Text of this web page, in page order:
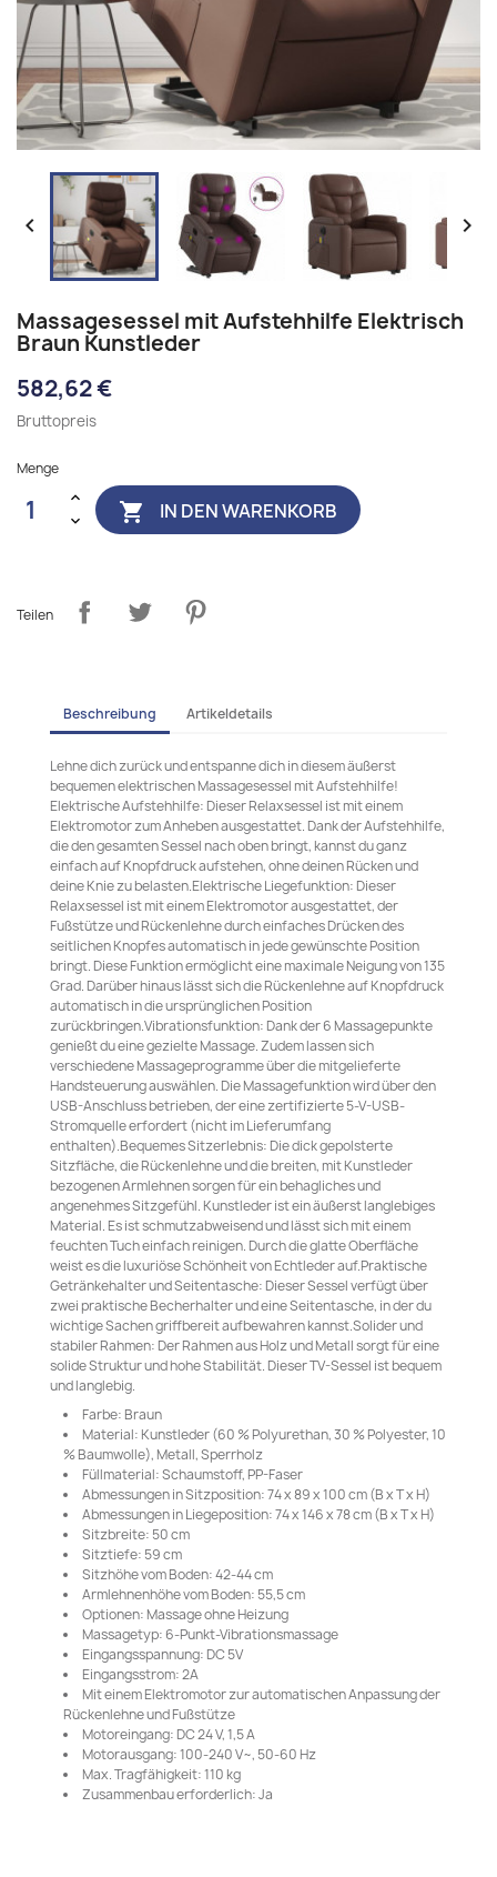
 
Massagesessel mit Aufstehhilfe Elektrisch
Braun Kunstleder
582,62 €
Bruttopreis
Menge
 IN DEN WARENKORB
Teilen
Beschreibung Artikeldetails
Lehne dich zurück und entspanne dich in diesem äußerst
bequemen elektrischen Massagesessel mit Aufstehhilfe!
Elektrische Aufstehhilfe: Dieser Relaxsessel ist mit einem
Elektromotor zum Anheben ausgestattet. Dank der Aufstehhilfe,
die den gesamten Sessel nach oben bringt, kannst du ganz
einfach auf Knopfdruck aufstehen, ohne deinen Rücken und
deine Knie zu belasten.Elektrische Liegefunktion: Dieser
Relaxsessel ist mit einem Elektromotor ausgestattet, der
Fußstütze und Rückenlehne durch einfaches Drücken des
seitlichen Knopfes automatisch in jede gewünschte Position
bringt. Diese Funktion ermöglicht eine maximale Neigung von 135
Grad. Darüber hinaus lässt sich die Rückenlehne auf Knopfdruck
automatisch in die ursprünglichen Position
zurückbringen.Vibrationsfunktion: Dank der 6 Massagepunkte
genießt du eine gezielte Massage. Zudem lassen sich
verschiedene Massageprogramme über die mitgelieferte
Handsteuerung auswählen. Die Massagefunktion wird über den
USB-Anschluss betrieben, der eine zertifizierte 5-V-USB-
Stromquelle erfordert (nicht im Lieferumfang
enthalten).Bequemes Sitzerlebnis: Die dick gepolsterte
Sitzfläche, die Rückenlehne und die breiten, mit Kunstleder
bezogenen Armlehnen sorgen für ein behagliches und
angenehmes Sitzgefühl. Kunstleder ist ein äußerst langlebiges
Material. Es ist schmutzabweisend und lässt sich mit einem
feuchten Tuch einfach reinigen. Durch die glatte Oberfläche
weist es die luxuriöse Schönheit von Echtleder auf.Praktische
Getränkehalter und Seitentasche: Dieser Sessel verfügt über
zwei praktische Becherhalter und eine Seitentasche, in der du
wichtige Sachen griffbereit aufbewahren kannst.Solider und
stabiler Rahmen: Der Rahmen aus Holz und Metall sorgt für eine
solide Struktur und hohe Stabilität. Dieser TV-Sessel ist bequem
und langlebig.
Farbe: Braun
Material: Kunstleder (60 % Polyurethan, 30 % Polyester, 10
% Baumwolle), Metall, Sperrholz
Füllmaterial: Schaumstoff, PP-Faser
Abmessungen in Sitzposition: 74 x 89 x 100 cm (B x T x H)
Abmessungen in Liegeposition: 74 x 146 x 78 cm (B x T x H)
Sitzbreite: 50 cm
Sitztiefe: 59 cm
Sitzhöhe vom Boden: 42-44 cm
Armlehnenhöhe vom Boden: 55,5 cm
Optionen: Massage ohne Heizung
Massagetyp: 6-Punkt-Vibrationsmassage
Eingangsspannung: DC 5V
Eingangsstrom: 2A
Mit einem Elektromotor zur automatischen Anpassung der
Rückenlehne und Fußstütze
Motoreingang: DC 24 V, 1,5 A
Motorausgang: 100-240 V~, 50-60 Hz
Max. Tragfähigkeit: 110 kg
Zusammenbau erforderlich: Ja